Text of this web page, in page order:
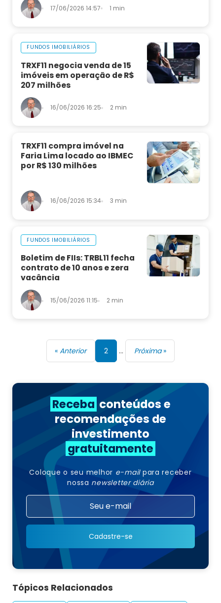
17/06/2026 14:57 1 min
FUNDOS IMOBILIÁRIOS
TRXF11 negocia venda de 15
imóveis em operação de R$
207 milhões
16/06/2026 16:25 2 min
TRXF11 compra imóvel na
Faria Lima locado ao IBMEC
por R$ 130 milhões
16/06/2026 15:34 3 min
FUNDOS IMOBILIÁRIOS
Boletim de FIIs: TRBL11 fecha
contrato de 10 anos e zera
vacância
15/06/2026 11:15 2 min
« Anterior 2 … Próxima »
Receba conteúdos e
recomendações de
investimento
gratuitamente
Coloque o seu melhor e-mailpara receber
nossa newsletter diária
Cadastre-se
Tópicos Relacionados